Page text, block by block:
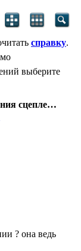
справку.
выберите
ни как не могу найти причину буксования сцепление!
? она ведь